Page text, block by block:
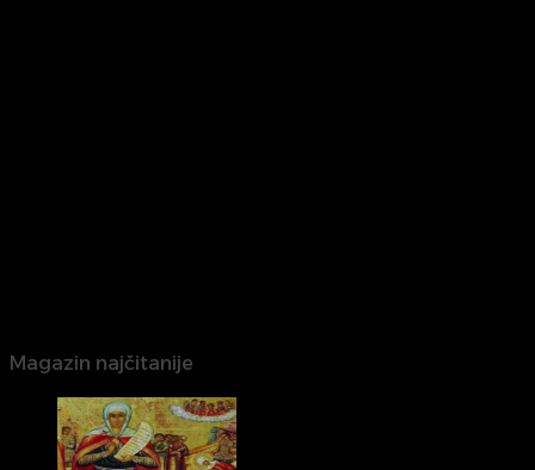
Magazin najčitanije